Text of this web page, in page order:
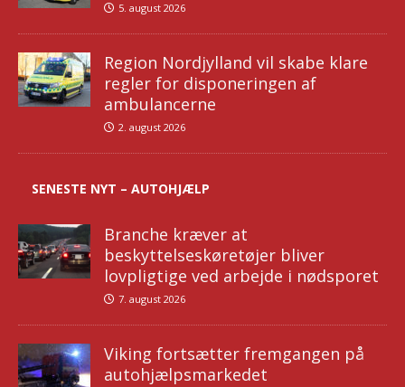
5. august 2026
Region Nordjylland vil skabe klare
regler for disponeringen af
ambulancerne
2. august 2026
SENESTE NYT – AUTOHJÆLP
Branche kræver at
beskyttelseskøretøjer bliver
lovpligtige ved arbejde i nødsporet
7. august 2026
Viking fortsætter fremgangen på
autohjælpsmarkedet